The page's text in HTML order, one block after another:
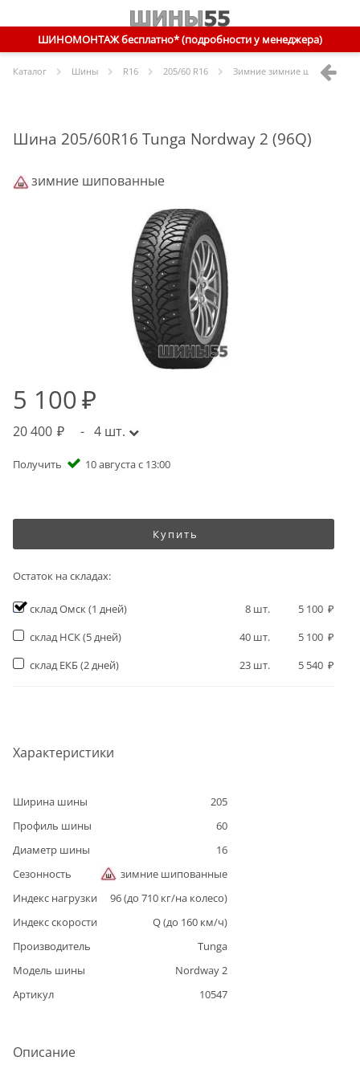
ШИНОМОНТАЖ бесплатно* (подробности у менеджера)
Каталог Шины R16 205/60 R16 Зимние зимние шипованные
Шина 205/60R16 Tunga Nordway 2 (96Q)
зимние шипованные
Характеристики
Ширина шины
205
Профиль шины
60
Диаметр шины
16
Сезонность
зимние шипованные
Индекс нагрузки
96(до 710 кг/на колесо)
Индекс скорости
Q(до 160 км/ч)
Производитель
Tunga
Модель шины
Nordway 2
Артикул
10547
5 100
20 400 - 4 шт.
Получить 10 августа с 13:00
Купить
Остаток на складах:
склад Омск (1 дней) 8 шт.
5 100
склад НСК(5 дней) 40 шт.
5 100
склад ЕКБ(2 дней) 23 шт. 5 540
Описание